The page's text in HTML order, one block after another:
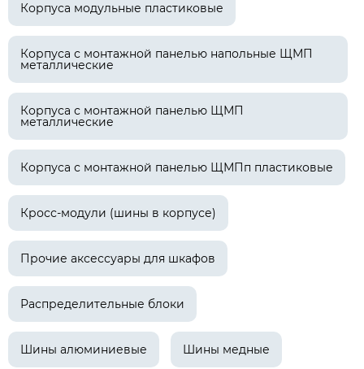
Корпуса модульные пластиковые
Корпуса с монтажной панелью напольные ЩМП
металлические
Корпуса с монтажной панелью ЩМП
металлические
Корпуса с монтажной панелью ЩМПп пластиковые
Кросс-модули (шины в корпусе)
Прочие аксессуары для шкафов
Распределительные блоки
Шины алюминиевые Шины медные